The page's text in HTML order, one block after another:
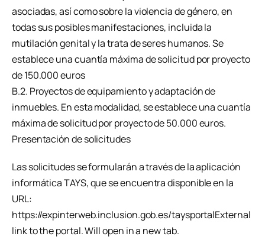
asociadas, así como sobre la violencia de género, en
todas sus posibles manifestaciones, incluida la
mutilación genital y la trata de seres humanos. Se
establece una cuantía máxima de solicitud por proyecto
de 150.000 euros
B.2. Proyectos de equipamiento y adaptación de
inmuebles. En esta modalidad, se establece una cuantía
máxima de solicitud por proyecto de 50.000 euros.
Presentación de solicitudes
Las solicitudes se formularán a través de la aplicación
informática TAYS, que se encuentra disponible en la
URL:
https://expinterweb.inclusion.gob.es/taysportalExternal
link to the portal. Will open in a new tab.